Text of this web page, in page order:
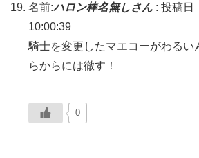
名前:ハロン棒名無しさん : 投稿日
10:00:39
騎士を変更したマエコーがわるい
らからには徹す！
0